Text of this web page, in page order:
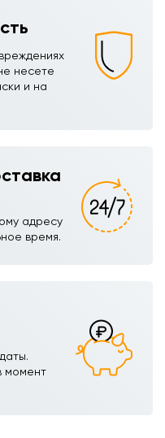
несете
и на
адресу
время.
момент